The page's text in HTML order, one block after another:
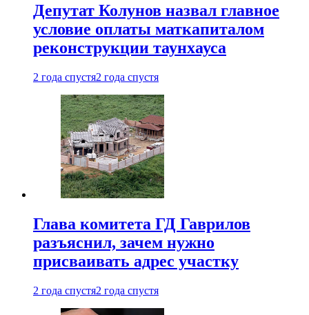
Депутат Колунов назвал главное
условие оплаты маткапиталом
реконструкции таунхауса
2 года спустя2 года спустя
Глава комитета ГД Гаврилов
разъяснил, зачем нужно
присваивать адрес участку
2 года спустя2 года спустя